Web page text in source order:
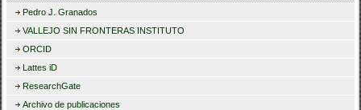
Pedro J. Granados
VALLEJO SIN FRONTERAS INSTITUTO
ORCID
Lattes iD
ResearchGate
Archivo de publicaciones